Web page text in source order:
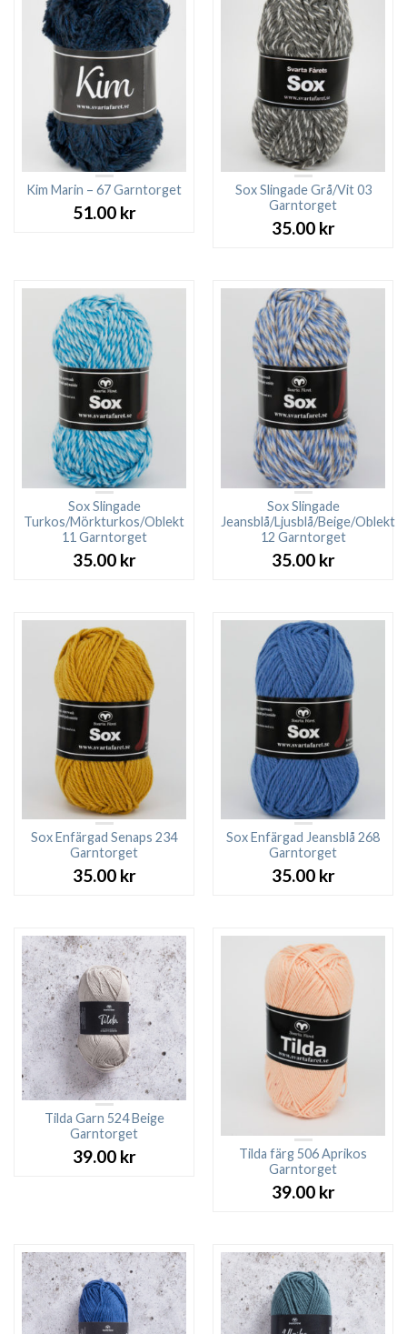
Kim Marin – 67 Garntorget
51.00 kr
Sox Slingade Grå/Vit 03
Garntorget
35.00 kr
Sox Slingade
Turkos/Mörkturkos/Oblekt
11 Garntorget
35.00 kr
Sox Slingade
Jeansblå/Ljusblå/Beige/Oblekt
12 Garntorget
35.00 kr
Sox Enfärgad Senaps 234
Garntorget
35.00 kr
Sox Enfärgad Jeansblå 268
Garntorget
35.00 kr
Tilda Garn 524 Beige
Garntorget
39.00 kr
Tilda färg 506 Aprikos
Garntorget
39.00 kr